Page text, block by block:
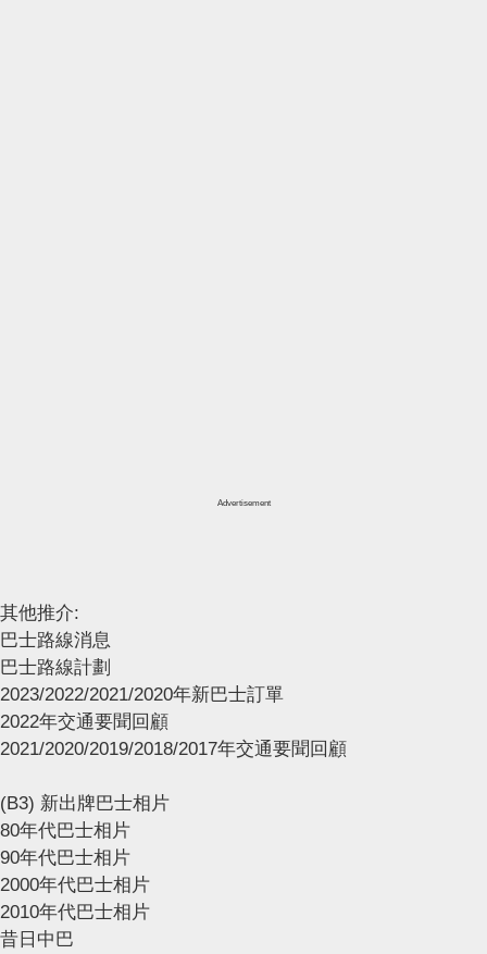
Advertisement
其他推介:
巴士路線消息
巴士路線計劃
2023/2022/2021/2020年新巴士訂單
2022年交通要聞回顧
2021/2020/2019/2018/2017年交通要聞回顧
(B3) 新出牌巴士相片
80年代巴士相片
90年代巴士相片
2000年代巴士相片
2010年代巴士相片
昔日中巴